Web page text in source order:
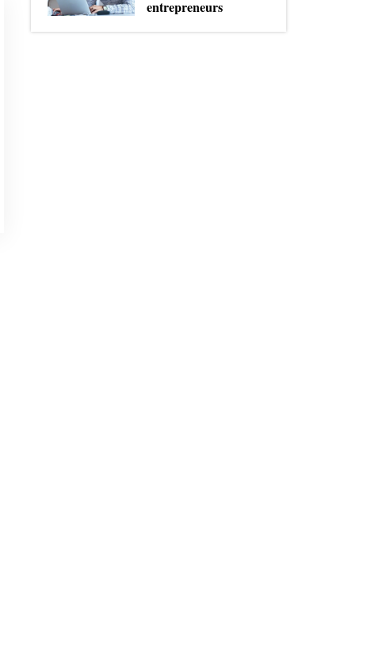
entrepreneurs